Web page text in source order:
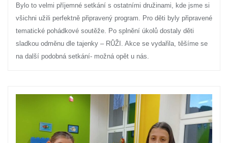
Bylo to velmi příjemné setkání s ostatními družinami, kde jsme si
všichni užili perfektně připravený program. Pro děti byly připravené
tematické pohádkové soutěže. Po splnění úkolů dostaly děti
sladkou odměnu dle tajenky – RŮŽI. Akce se vydařila, těšíme se
na další podobná setkání- možná opět u nás.